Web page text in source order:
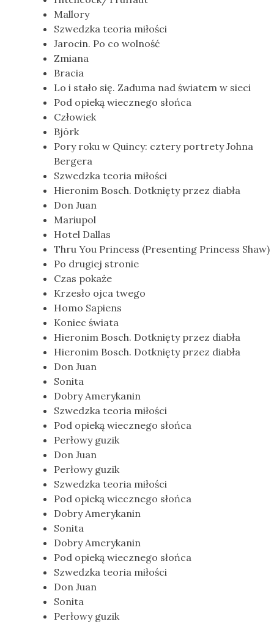
Mallory
Szwedzka teoria miłości
Jarocin. Po co wolność
Zmiana
Bracia
Lo i stało się. Zaduma nad światem w sieci
Pod opieką wiecznego słońca
Człowiek
Björk
Pory roku w Quincy: cztery portrety Johna
Bergera
Szwedzka teoria miłości
Hieronim Bosch. Dotknięty przez diabła
Don Juan
Mariupol
Hotel Dallas
Thru You Princess (Presenting Princess Shaw)
Po drugiej stronie
Czas pokaże
Krzesło ojca twego
Homo Sapiens
Koniec świata
Hieronim Bosch. Dotknięty przez diabła
Hieronim Bosch. Dotknięty przez diabła
Don Juan
Sonita
Dobry Amerykanin
Szwedzka teoria miłości
Pod opieką wiecznego słońca
Perłowy guzik
Don Juan
Perłowy guzik
Szwedzka teoria miłości
Pod opieką wiecznego słońca
Dobry Amerykanin
Sonita
Dobry Amerykanin
Pod opieką wiecznego słońca
Szwedzka teoria miłości
Don Juan
Sonita
Perłowy guzik